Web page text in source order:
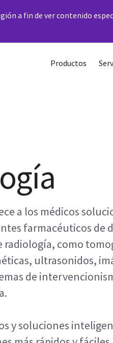
a fin de ver contenido
Productos
a los médicos
farmacéuticos de
radiología, como
ultrasonidos,
de
y soluciones